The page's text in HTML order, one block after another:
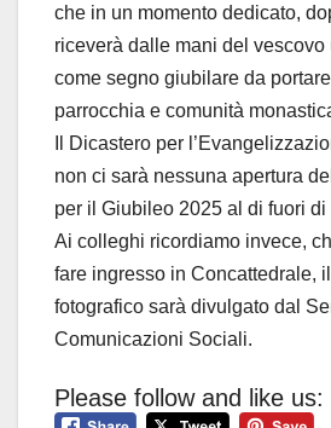
che in un momento dedicato,
riceverà dalle mani del vescovo
come segno giubilare da
parrocchia e comunità
Il Dicastero per
non ci sarà nessuna apertura
per il Giubileo 2025 al di fuori di
Ai colleghi ricordiamo invece,
fare ingresso in Concattedrale,
fotografico sarà divulgato dal
Comunicazioni Sociali.
Please follow and like us: